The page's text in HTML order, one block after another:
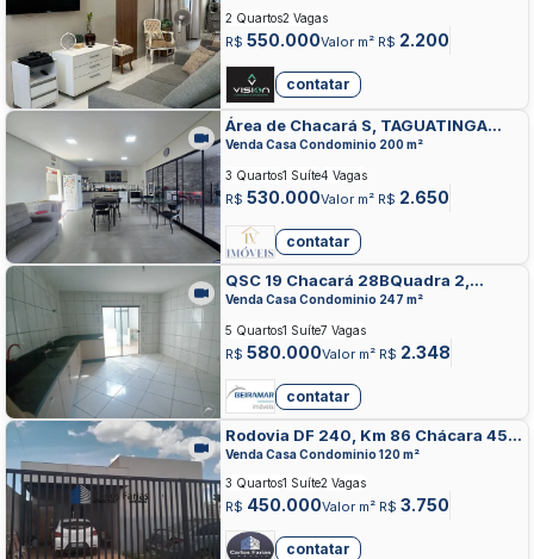
R$ 550.000Valor m² R$ 2.200
2 Quartos2 Vagas
contatar
Área de Chacará S, TAGUATINGA
NORTE, TAGUATINGA
Venda Casa Condominio 200 m²
R$ 530.000Valor m² R$ 2.650
3 Quartos1 Suíte4 Vagas
contatar
QSC 19 Chacará 28BQuadra 2,
TAGUATINGA SUL, TAGUATINGA
Venda Casa Condominio 247 m²
R$ 580.000Valor m² R$ 2.348
5 Quartos1 Suíte7 Vagas
contatar
Rodovia DF 240, Km 86 Chácara 45,
TAGUATINGA NORTE, TAGUATINGA
Venda Casa Condominio 120 m²
R$ 450.000Valor m² R$ 3.750
3 Quartos1 Suíte2 Vagas
contatar